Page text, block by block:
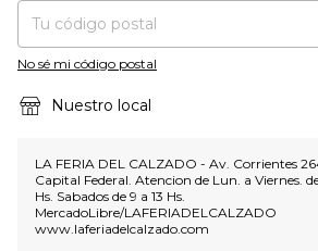
No sé mi código postal
Nuestro local
LA FERIA DEL CALZADO - Av. Corrientes
Capital Federal. Atencion de Lun. a Viernes.
Hs. Sabados de 9 a 13 Hs.
MercadoLibre/LAFERIADELCALZADO
www.laferiadelcalzado.com